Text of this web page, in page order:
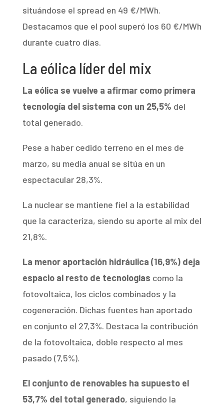
situándose el spread en 49 €/MWh.
Destacamos que el pool superó los 60 €/MWh
durante cuatro días.
La eólica líder del mix
La eólica se vuelve a afirmar como primera
tecnología del sistema con un 25,5% del
total generado.
Pese a haber cedido terreno en el mes de
marzo, su media anual se sitúa en un
espectacular 28,3%.
La nuclear se mantiene fiel a la estabilidad
que la caracteriza, siendo su aporte al mix del
21,8%.
La menor aportación hidráulica (16,9%) deja
espacio al resto de tecnologías como la
fotovoltaica, los ciclos combinados y la
cogeneración. Dichas fuentes han aportado
en conjunto el 27,3%. Destaca la contribución
de la fotovoltaica, doble respecto al mes
pasado (7,5%).
El conjunto de renovables ha supuesto el
53,7% del total generado, siguiendo la